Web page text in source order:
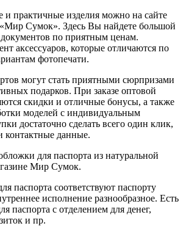
практичные изделия можно на сайте
«Мир Сумок». Здесь Вы найдете большой
по приятным ценам.
аксессуаров, которые отличаются по
фотопечати.
могут стать приятными сюрпризами
подарков. При заказе оптовой
скидки и отличные бонусы, а также
моделей с индивидуальным
достаточно сделать всего один клик,
контактные данные.
для паспорта из натуральной
Мир Сумок.
паспорта соответствуют паспорту
исполнение разнообразное. Есть
паспорта с отделением для денег,
и пр.